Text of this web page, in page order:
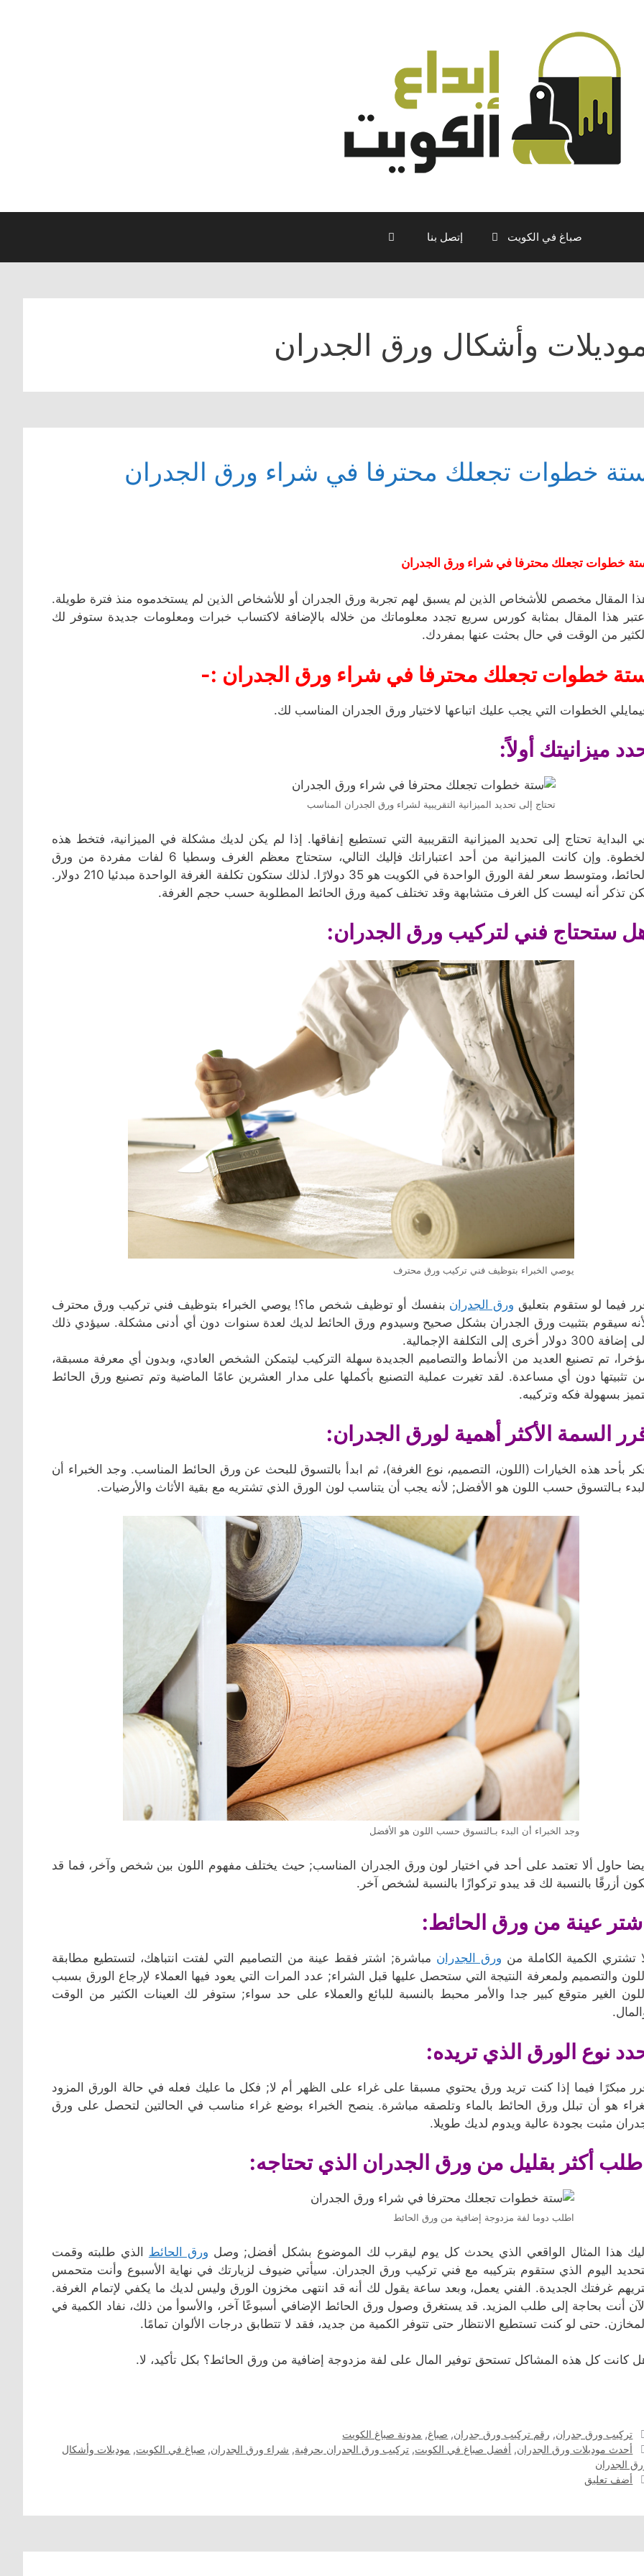
صباغ في الكويت إتصل بنا
وأشكال ورق الجدران
خطوات تجعلك محترفا في شراء ورق الجدران
خطوات تجعلك محترفا في شراء ورق الجدران
المقال مخصص للأشخاص الذين لم يسبق لهم تجربة ورق الجدران أو للأشخاص الذين لم يستخدموه منذ فترة طويلة.
اعتبر هذا المقال بمثابة كورس سريع تجدد معلوماتك من خلاله بالإضافة لاكتساب خبرات ومعلومات جديدة ستوفر لك
الكثير من الوقت في حال بحثت عنها بمفردك.
خطوات تجعلك محترفا في شراء ورق الجدران :-
الخطوات التي يجب عليك اتباعها لاختيار ورق الجدران المناسب لك.
ميزانيتك أولاً:
تحتاج إلى تحديد الميزانية التقريبية لشراء ورق الجدران المناسب
البداية تحتاج إلى تحديد الميزانية التقريبية التي تستطيع إنفاقها. إذا لم يكن لديك مشكلة في الميزانية، فتخط هذه
الخطوة. وإن كانت الميزانية من أحد اعتباراتك فإليك التالي، ستحتاج معظم الغرف وسطيا 6 لفات مفردة من ورق
الحائط، ومتوسط ​​سعر لفة الورق الواحدة في الكويت هو 35 دولارًا. لذلك ستكون تكلفة الغرفة الواحدة مبدئيا 210 دولار.
تذكر أنه ليست كل الغرف متشابهة وقد تختلف كمية ورق الحائط المطلوبة حسب حجم الغرفة.
ستحتاج فني لتركيب ورق الجدران:
يوصي الخبراء بتوظيف فني تركيب ورق محترف
فيما لو ستقوم بتعليق ورق الجدران بنفسك أو توظيف شخص ما؟! يوصي الخبراء بتوظيف فني تركيب ورق محترف
سيقوم بتثبيت ورق الجدران بشكل صحيح وسيدوم ورق الحائط لديك لعدة سنوات دون أي أدنى مشكلة. سيؤدي ذلك
300 دولار أخرى إلى التكلفة الإجمالية.
تم تصنيع العديد من الأنماط والتصاميم الجديدة سهلة التركيب ليتمكن الشخص العادي، وبدون أي معرفة مسبقة،
تثبيتها دون أي مساعدة. لقد تغيرت عملية التصنيع بأكملها على مدار العشرين عامًا الماضية وتم تصنيع ورق الحائط
بسهولة فكه وتركيبه.
السمة الأكثر أهمية لورق الجدران:
بأحد هذه الخيارات (اللون، التصميم، نوع الغرفة)، ثم ابدأ بالتسوق للبحث عن ورق الحائط المناسب. وجد الخبراء أن
البدء بـالتسوق حسب اللون هو الأفضل; لأنه يجب أن يتناسب لون الورق الذي تشتريه مع بقية الأثاث والأرضيات.
وجد الخبراء أن البدء بـالتسوق حسب اللون هو الأفضل
حاول ألا تعتمد على أحد في اختيار لون ورق الجدران المناسب; حيث يختلف مفهوم اللون بين شخص وآخر، فما قد
أزرقًا بالنسبة لك قد يبدو تركوازًا بالنسبة لشخص آخر.
اشتر عينة من ورق الحائط:
تشتري الكمية الكاملة من ورق الجدران مباشرة; اشتر فقط عينة من التصاميم التي لفتت انتباهك، لتستطيع مطابقة
اللون والتصميم ولمعرفة النتيجة التي ستحصل عليها قبل الشراء; عدد المرات التي يعود فيها العملاء لإرجاع الورق بسبب
اللون الغير متوقع كبير جدا والأمر محبط بالنسبة للبائع والعملاء على حد سواء; ستوفر لك العينات الكثير من الوقت
نوع الورق الذي تريده:
مبكرًا فيما إذا كنت تريد ورق يحتوي مسبقا على غراء على الظهر أم لا; فكل ما عليك فعله في حالة الورق المزود
هو أن تبلل ورق الحائط بالماء وتلصقه مباشرة. ينصح الخبراء بوضع غراء مناسب في الحالتين لتحصل على ورق
مثبت بجودة عالية ويدوم لديك طويلا.
اطلب أكثر بقليل من ورق الجدران الذي تحتاجه:
اطلب دوما لفة مزدوجة إضافية من ورق الحائط
هذا المثال الواقعي الذي يحدث كل يوم ليقرب لك الموضوع بشكل أفضل; وصل ورق الحائط الذي طلبته وقمت
اليوم الذي ستقوم بتركيبه مع فني تركيب ورق الجدران. سيأتي ضيوف لزيارتك في نهاية الأسبوع وأنت متحمس
غرفتك الجديدة. الفني يعمل، وبعد ساعة يقول لك أنه قد انتهى مخزون الورق وليس لديك ما يكفي لإتمام الغرفة.
أنت بحاجة إلى طلب المزيد. قد يستغرق وصول ورق الحائط الإضافي أسبوعًا آخر، والأسوأ من ذلك، نفاد الكمية في
حتى لو كنت تستطيع الانتظار حتى تتوفر الكمية من جديد، فقد لا تتطابق درجات الألوان تمامًا.
كانت كل هذه المشاكل تستحق توفير المال على لفة مزدوجة إضافية من ورق الحائط؟ بكل تأكيد، لا.
التصنيفات
تركيب ورق جدران, رقم تركيب ورق جدران, صباغ, مدونة صباغ الكويت
الوسوم
أحدث موديلات ورق الجدران, أفضل صباغ في الكويت, تركيب ورق الجدران بحرفية, شراء ورق الجدران, صباغ في الكويت, موديلات وأشكال
الجدران
أضف تعليق